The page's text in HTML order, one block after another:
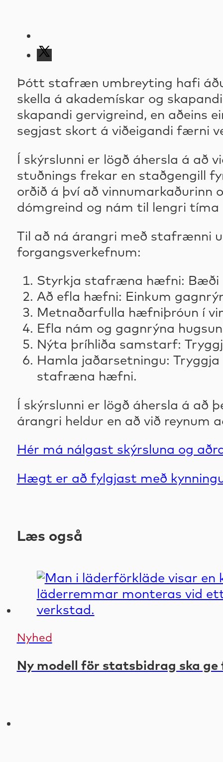
Þótt stafræn umbreyting hafi
skella á akademískar og
skapandi gervigreind, en aðeins
segjast skort á viðeigandi færni
Í skýrslunni er lögð áhersla á
stuðnings frekar en staðgengill
orðið á því að vinnumarkaðurinn
dómgreind og nám til lengri tíma
Til að ná árangri með stafrænni
forgangsverkefnum:
Styrkja stafræna hæfni: Bæði
Að efla hæfni: Einkum
Metnaðarfulla hæfniþróun í
Efla nám og gagnrýna
Nýta þríhliða samstarf:
Hamla jaðarsetningu:
stafræna hæfni.
Í skýrslunni er lögð áhersla á
árangri heldur en að við reynum
Hér má nálgast skýrsluna og
Hægt er að fylgjast með
Læs også
Nyhed
Ny modell för statsbidrag ska